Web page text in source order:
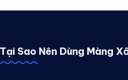
Tại Sao Nên Dùng Màng